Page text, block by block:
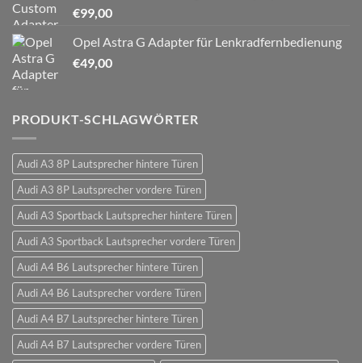
€99,00
Opel Astra G Adapter für Lenkradfernbedienung
€49,00
PRODUKT-SCHLAGWÖRTER
Audi A3 8P Lautsprecher hintere Türen
Audi A3 8P Lautsprecher vordere Türen
Audi A3 Sportback Lautsprecher hintere Türen
Audi A3 Sportback Lautsprecher vordere Türen
Audi A4 B6 Lautsprecher hintere Türen
Audi A4 B6 Lautsprecher vordere Türen
Audi A4 B7 Lautsprecher hintere Türen
Audi A4 B7 Lautsprecher vordere Türen